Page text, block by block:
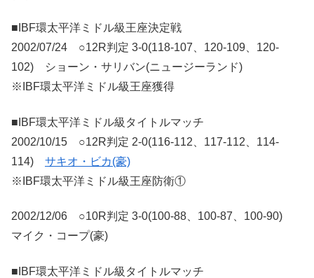
■IBF環太平洋ミドル級王座決定戦
2002/07/24 ○12R判定 3-0(118-107、120-109、120-
102) ショーン・サリバン(ニュージーランド)
※IBF環太平洋ミドル級王座獲得
■IBF環太平洋ミドル級タイトルマッチ
2002/10/15 ○12R判定 2-0(116-112、117-112、114-
114) サキオ・ビカ(豪)
※IBF環太平洋ミドル級王座防衛①
2002/12/06 ○10R判定 3-0(100-88、100-87、100-90)
マイク・コープ(豪)
■IBF環太平洋ミドル級タイトルマッチ